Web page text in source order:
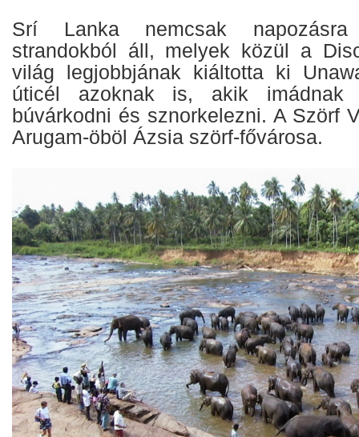
Srí Lanka nemcsak
strandokból áll, melyek közül a
világ legjobbjának kiáltotta ki
úticél azoknak is, akik imádnak
búvárkodni és sznorkelezni. A Szörf
Arugam-öböl Ázsia szörf-fővárosa.